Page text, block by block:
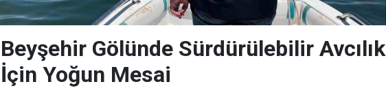
Beyşehir Gölünde Sürdürülebilir Avcılık
İçin Yoğun Mesai